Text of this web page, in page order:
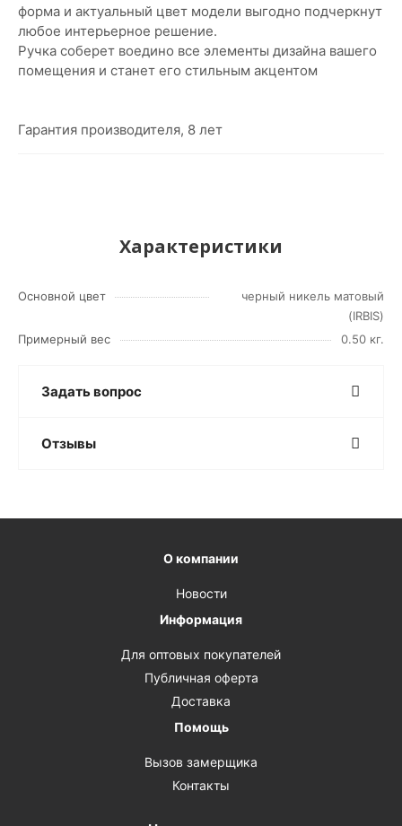
форма и актуальный цвет модели выгодно подчеркнут
любое интерьерное решение.
Ручка соберет воедино все элементы дизайна вашего
помещения и станет его стильным акцентом
Гарантия производителя, 8 лет
Характеристики
Основной цвет
черный никель матовый
(IRBIS)
Примерный вес
0.50 кг.
Задать вопрос
Отзывы
О компании
Новости
Информация
Для оптовых покупателей
Публичная оферта
Доставка
Помощь
Вызов замерщика
Контакты